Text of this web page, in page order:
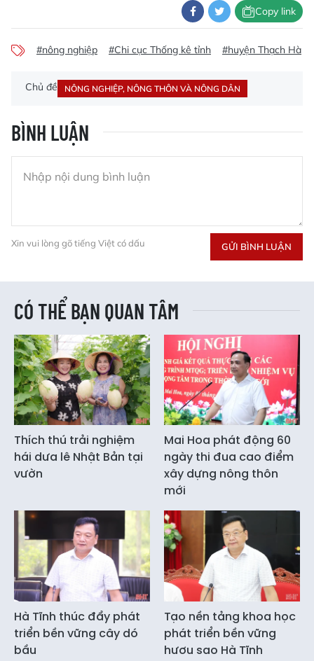
Copy link
#nông nghiệp #Chi cục Thống kê tỉnh #huyện Thạch Hà
Chủ đề NÔNG NGHIỆP, NÔNG THÔN VÀ NÔNG DÂN
BÌNH LUẬN
Xin vui lòng gõ tiếng Việt có dấu GỬI BÌNH LUẬN
CÓ THỂ BẠN QUAN TÂM
Thích thú trải nghiệm
hái dưa lê Nhật Bản tại
vườn
Mai Hoa phát động 60
ngày thi đua cao điểm
xây dựng nông thôn
mới
Hà Tĩnh thúc đẩy phát
triển bền vững cây dó
bầu
Tạo nền tảng khoa học
phát triển bền vững
hươu sao Hà Tĩnh